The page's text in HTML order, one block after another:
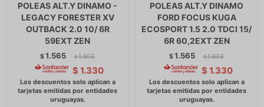
POLEAS ALT.Y DINAMO -
LEGACY FORESTER XV
OUTBACK 2.0 10/ 6R
59EXT ZEN
$1.565 $ 1.603
$ 1.330
POLEAS ALT.Y DINAMO
FORD FOCUS KUGA
ECOSPORT 1.5 2.0 TDCI 15/
6R 60,2EXT ZEN
$1.565 $ 1.603
$ 1.330